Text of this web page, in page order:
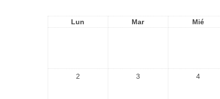
Lun Mar Mié
2 3 4